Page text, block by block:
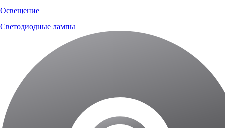
Освещение
Светодиодные лампы